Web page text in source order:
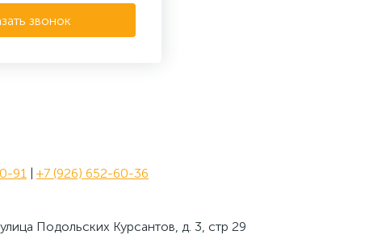
звонок
91 | +7 (926) 652-60-36
Подольских Курсантов, д. 3, стр 29